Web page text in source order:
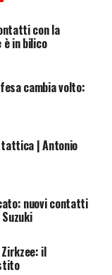
con la
è in bilico
cambia volto:
tattica | Antonio
nuovi contatti
il